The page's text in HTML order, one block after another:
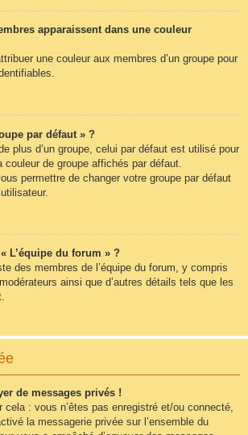
apparaissent dans une couleur
une couleur aux membres d’un groupe pour
par défaut » ?
plus d’un groupe, celui par défaut est utilisé pour
couleur de groupe affichés par défaut.
permettre de changer votre groupe par défaut
L’équipe du forum » ?
des membres de l’équipe du forum, y compris
ainsi que d’autres détails tels que les
de messages privés !
cela : vous n’êtes pas enregistré et/ou connecté,
la messagerie privée sur l’ensemble du